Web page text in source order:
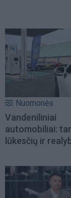
Nuomonės
Vandeniliniai
automobiliai:
lūkesčių ir